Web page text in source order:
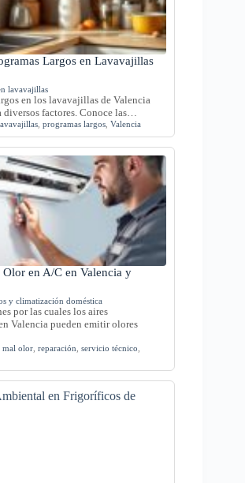
Largos en Lavavajillas
lavavajillas
en los lavavajillas de Valencia
diversos factores. Conoce las…
programas largos Valencia
Olor en A/C en Valencia y
y climatización doméstica
por las cuales los aires
Valencia pueden emitir olores
mal olor reparación servicio técnico